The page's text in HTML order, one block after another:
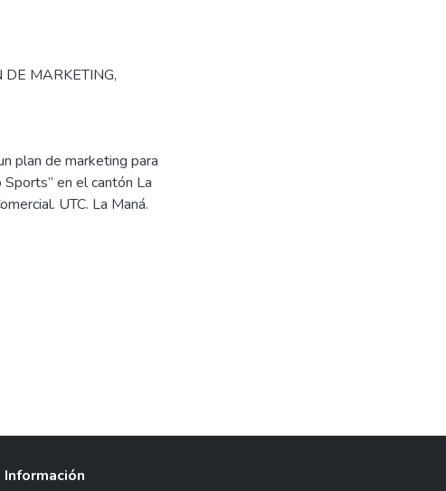
DE MARKETING,
plan de marketing para
en el cantón La
UTC. La Maná.